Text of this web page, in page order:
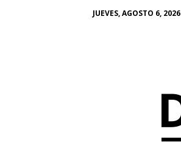
JUEVES, AGOSTO 6, 2026